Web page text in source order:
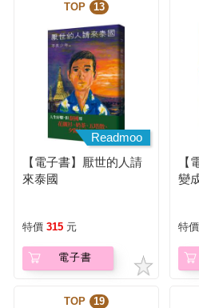
TOP 13
Readmoo
【電子書】厭世的人請
來泰國
特價 315 元
電子書
【
變
特價
TOP 19